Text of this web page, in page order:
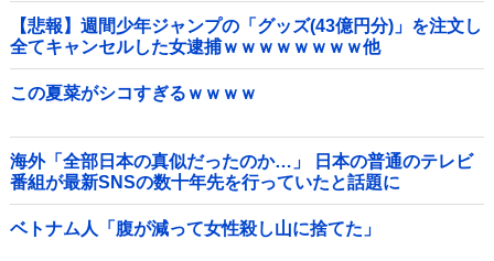
【悲報】週間少年ジャンプの「グッズ(43億円分)」を注文し
全てキャンセルした女逮捕ｗｗｗｗｗｗｗｗ他
この夏菜がシコすぎるｗｗｗｗ
海外「全部日本の真似だったのか…」 日本の普通のテレビ
番組が最新SNSの数十年先を行っていたと話題に
ベトナム人「腹が減って女性殺し山に捨てた」